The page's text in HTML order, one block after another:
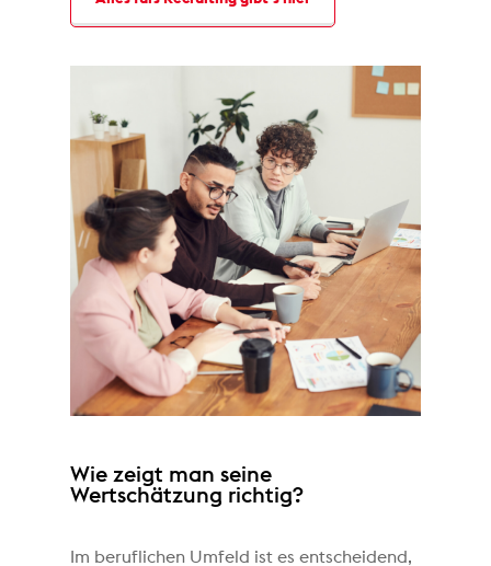
Wie zeigt man seine
Wertschätzung richtig?
Im beruflichen Umfeld ist es entscheidend,